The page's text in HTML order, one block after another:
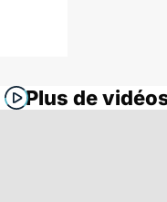
Plus de